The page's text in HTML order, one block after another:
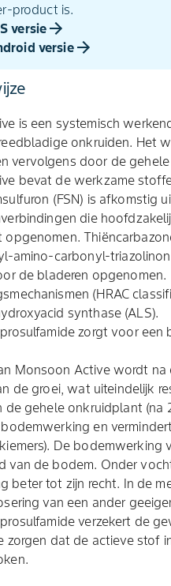
product is.
versie
versie
is een systemisch
onkruiden. Het
vervolgens door de
bevat de werkzame
(FSN) is afkomstig
die
amino-carbonyl-
de bladeren opgenomen.
(HRAC
synthase (ALS).
zorgt voor een
Monsoon Active wordt
de groei, wat uiteindelijk
de gehele onkruidplant
en
De
van de bodem. Onder
beter tot zijn recht. In de
van een ander
verzekert de
zorgen dat de actieve stof